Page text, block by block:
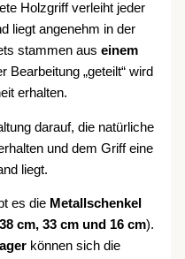
Holzgriff verleiht jeder
liegt angenehm in der
stammen auseinem
Bearbeitung „geteilt“ wird
erhalten.
darauf, die natürliche
und dem Griff eine
liegt.
es die Metallschenkel
38 cm, 33 cm und 16 cm).
können sich die